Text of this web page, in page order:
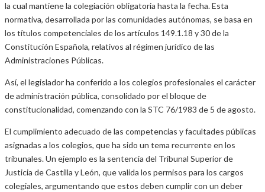
la cual mantiene la colegiación obligatoria hasta la fecha. Esta
normativa, desarrollada por las comunidades autónomas, se basa en
los títulos competenciales de los artículos 149.1.18 y 30 de la
Constitución Española, relativos al régimen jurídico de las
Administraciones Públicas.
Así, el legislador ha conferido a los colegios profesionales el carácter
de administración pública, consolidado por el bloque de
constitucionalidad, comenzando con la STC 76/1983 de 5 de agosto.
El cumplimiento adecuado de las competencias y facultades públicas
asignadas a los colegios, que ha sido un tema recurrente en los
tribunales. Un ejemplo es la sentencia del Tribunal Superior de
Justicia de Castilla y León, que valida los permisos para los cargos
colegiales, argumentando que estos deben cumplir con un deber